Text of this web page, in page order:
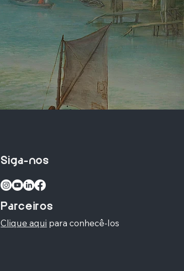
Siga-nos
Parceiros
Clique aqui para conhecê-los